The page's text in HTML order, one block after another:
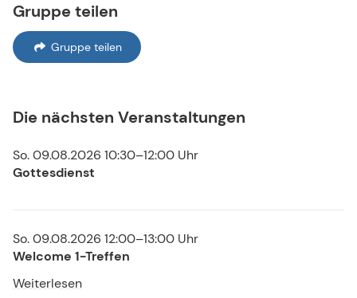
Gruppe teilen
Gruppe teilen
Die nächsten Veranstaltungen
So. 09.08.2026 10:30–12:00 Uhr
Gottesdienst
So. 09.08.2026 12:00–13:00 Uhr
Welcome 1-Treffen
Weiterlesen